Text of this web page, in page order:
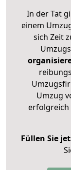
In der Tat
einem
sich Zeit
Umzugs
Umzug
Füllen Sie